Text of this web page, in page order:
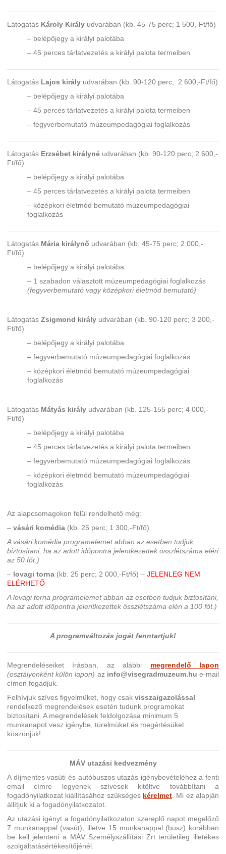
Látogatás Károly Király udvarában (kb. 45-75 perc; 1 500,-Ft/fő)
– belépőjegy a királyi palotába
– 45 perces tárlatvezetés a királyi palota termeiben
Látogatás Lajos király udvarában (kb. 90-120 perc; 2 600,-Ft/fő)
– belépőjegy a királyi palotába
– 45 perces tárlatvezetés a királyi palota termeiben
– fegyverbemutató múzeumpedagógiai foglalkozás
Látogatás Erzsébet királyné udvarában (kb. 90-120 perc; 2 600,-
Ft/fő)
– belépőjegy a királyi palotába
– 45 perces tárlatvezetés a királyi palota termeiben
– középkori életmód bemutató múzeumpedagógiai
foglalkozás
Látogatás Mária királynő udvarában (kb. 45-75 perc; 2 000,-
Ft/fő)
– belépőjegy a királyi palotába
– 1 szabadon választott múzeumpedagógiai foglalkozás
(fegyverbemutató vagy középkori életmód bemutató)
Látogatás Zsigmond király udvarában (kb. 90-120 perc; 3 200,-
Ft/fő)
– belépőjegy a királyi palotába
– fegyverbemutató múzeumpedagógiai foglalkozás
– középkori életmód bemutató múzeumpedagógiai
foglalkozás
Látogatás Mátyás király udvarában (kb. 125-155 perc; 4 000,-
Ft/fő)
– belépőjegy a királyi palotába
– 45 perces tárlatvezetés a királyi palota termeiben
– fegyverbemutató múzeumpedagógiai foglalkozás
– középkori életmód bemutató múzeumpedagógiai
foglalkozás
Az alapcsomagokon felül rendelhető még:
– vásári komédia (kb. 25 perc; 1 300,-Ft/fő)
A vásári komédia programelemet abban az esetben tudjuk
biztosítani, ha az adott időpontra jelentkezettek összlétszáma eléri
az 50 főt.)
– lovagi torna (kb. 25 perc; 2 000,-Ft/fő) – JELENLEG NEM
ELÉRHETŐ
A lovagi torna programelemet abban az esetben tudjuk biztosítani,
ha az adott időpontra jelentkezettek összlétszáma eléri a 100 főt.)
A programváltozás jogát fenntartjuk!
Megrendeléseiket írásban, az alábbi megrendelő lapon
(osztályonként külön lapon) az info@visegradmuzeum.hu e-mail
címen fogadjuk.
Felhívjuk szíves figyelmüket, hogy csak visszaigazolással
rendelkező megrendelések esetén tudunk programokat
biztosítani. A megrendelések feldolgozása minimum 5
munkanapot vesz igénybe, türelmüket és megértésüket
köszönjük!
MÁV utazási kedvezmény
A díjmentes vasúti és autóbuszos utazás igénybevételéhez a fenti
email címre legyenek szívesek kitöltve továbbítani a
fogadónyilatkozat kiállításához szükséges kérelmet. Mi ez alapján
állítjuk ki a fogadónyilatkozatot.
Az utazási igényt a fogadónyilatkozaton szereplő napot megelőző
7 munkanappal (vasút), illetve 15 munkanappal (busz) korábban
be kell jelenteni a MÁV Személyszállítási Zrt területileg illetékes
szolgáltatásértékesítőjénél.